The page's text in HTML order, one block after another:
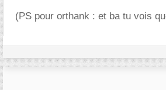
(PS pour orthank : et ba tu vois